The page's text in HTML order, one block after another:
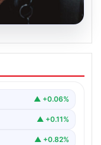
mi,
emekli
▲ +0.06%
▲ +0.11%
▲ +0.82%